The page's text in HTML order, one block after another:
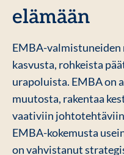
elämään
EMBA-
kasvusta, rohkeista
urapoluista. EMBA on
muutosta, rakentaa
vaativiin
EMBA-kokemusta
on vahvistanut